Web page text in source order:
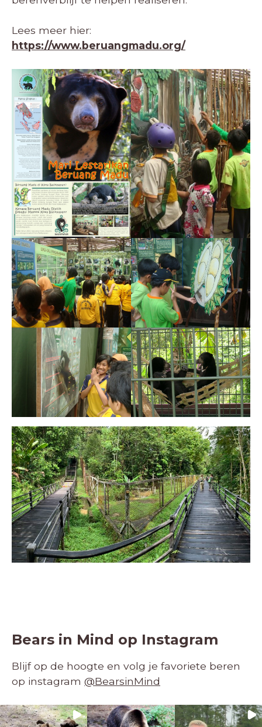
Lees meer hier:
https://www.beruangmadu.org/
Bears in Mind op Instagram
Blijf op de hoogte en volg je favoriete beren
op instagram @BearsinMind